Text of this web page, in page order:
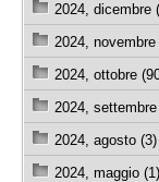
2024, dicembre
2024, novembre
2024, ottobre
2024,
2024, agosto (3)
2024, maggio (1)